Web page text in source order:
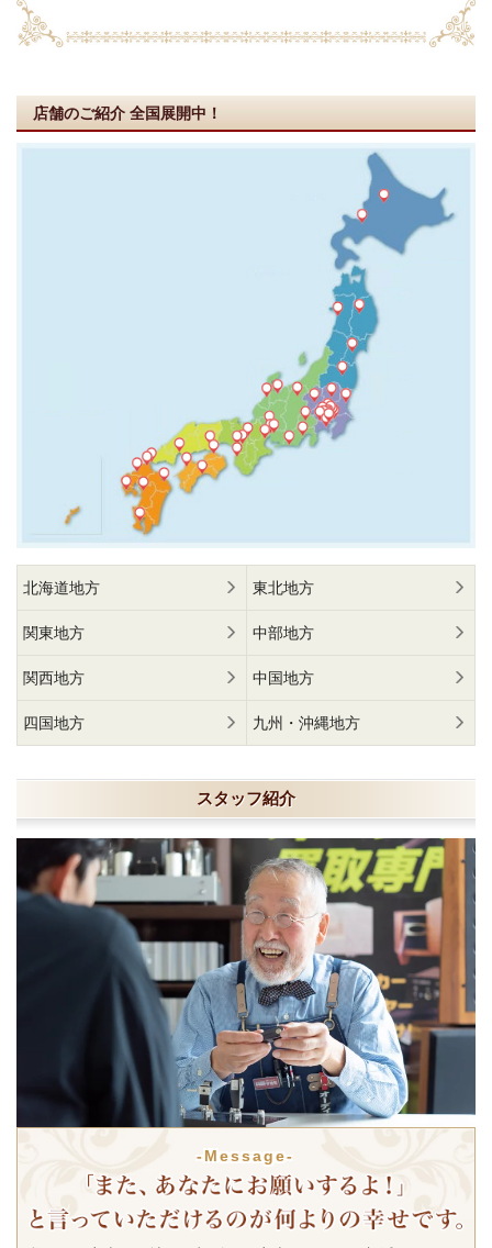
店舗のご紹介 全国展開中！
北海道地方 東北地方
関東地方 中部地方
関西地方 中国地方
四国地方 九州・沖縄地方
スタッフ紹介
-Message-